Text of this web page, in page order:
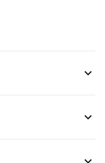
expand_more
expand_more